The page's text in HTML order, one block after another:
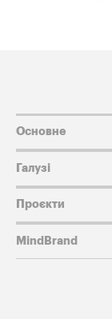
Основне
Галузі
Проєкти
MindBrand